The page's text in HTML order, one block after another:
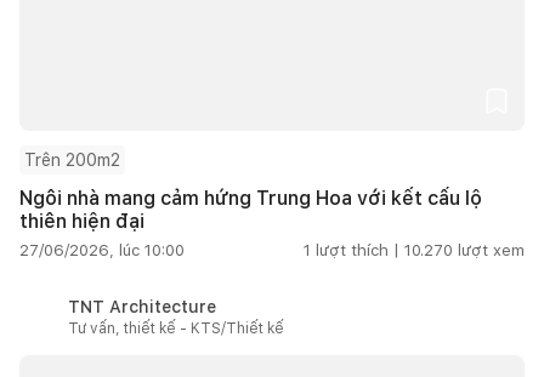
Trên 200m2
Ngôi nhà mang cảm hứng Trung Hoa với kết cấu lộ
thiên hiện đại
27/06/2026, lúc 10:00 1 lượt thích | 10.270 lượt xem
TNT Architecture
Tư vấn, thiết kế - KTS/Thiết kế